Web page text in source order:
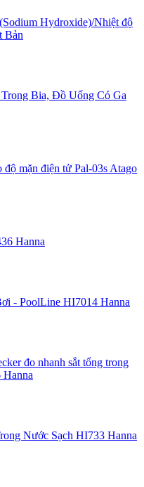
Hydroxide)/Nhiệt độ
Bản
Bia, Đồ Uống Có Ga
mặn điện tử Pal-03s Atago
Hanna
- PoolLine HI7014 Hanna
đo nhanh sắt tổng trong
Hanna
Nước Sạch HI733 Hanna